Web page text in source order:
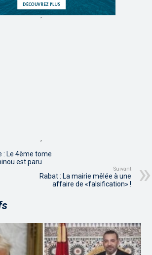
,
,
: Le 4ème tome
est paru
Suivant
Rabat : La mairie mêlée à une
affaire de «falsification» !